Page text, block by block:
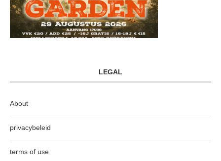
LEGAL
About
privacybeleid
terms of use